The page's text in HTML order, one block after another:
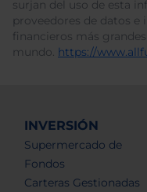
surjan del uso de esta
proveedores de datos e
financieros más grandes
mundo. https://
INVERSIÓN
Supermercado de
Fondos
Carteras Gestionadas